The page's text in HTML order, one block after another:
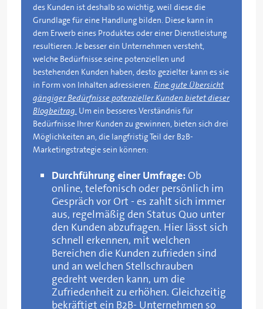
des Kunden ist deshalb so wichtig, weil diese die
Grundlage für eine Handlung bilden. Diese kann in
dem Erwerb eines Produktes oder einer Dienstleistung
resultieren. Je besser ein Unternehmen versteht,
welche Bedürfnisse seine potenziellen und
bestehenden Kunden haben, desto gezielter kann es sie
in Form von Inhalten adressieren. Eine gute Übersicht
gängiger Bedürfnisse potenzieller Kunden bietet dieser
Blogbeitrag. Um ein besseres Verständnis für
Bedürfnisse Ihrer Kunden zu gewinnen, bieten sich drei
Möglichkeiten an, die langfristig Teil der B2B-
Marketingstrategie sein können:
Durchführung einer Umfrage:Ob
online, telefonisch oder persönlich im
Gespräch vor Ort - es zahlt sich immer
aus, regelmäßig den Status Quo unter
den Kunden abzufragen. Hier lässt sich
schnell erkennen, mit welchen
Bereichen die Kunden zufrieden sind
und an welchen Stellschrauben
gedreht werden kann, um die
Zufriedenheit zu erhöhen. Gleichzeitig
bekräftigt ein B2B- Unternehmen so